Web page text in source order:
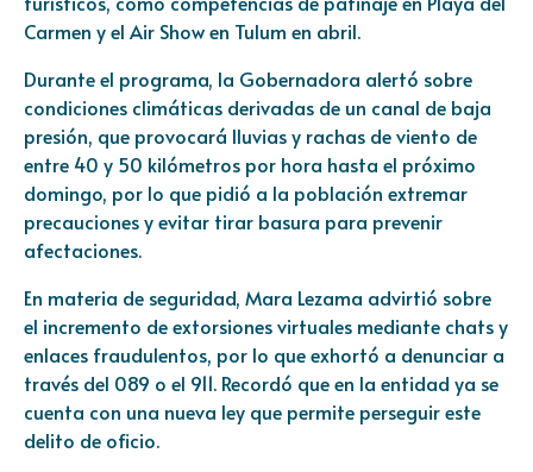
Carmen y el Air Show en Tulum en abril.
Durante el programa, la Gobernadora alertó sobre
condiciones climáticas derivadas de un canal de baja
presión, que provocará lluvias y rachas de viento de
entre 40 y 50 kilómetros por hora hasta el próximo
domingo, por lo que pidió a la población extremar
precauciones y evitar tirar basura para prevenir
afectaciones.
En materia de seguridad, Mara Lezama advirtió sobre
el incremento de extorsiones virtuales mediante chats y
enlaces fraudulentos, por lo que exhortó a denunciar a
través del 089 o el 911. Recordó que en la entidad ya se
cuenta con una nueva ley que permite perseguir este
delito de oficio.